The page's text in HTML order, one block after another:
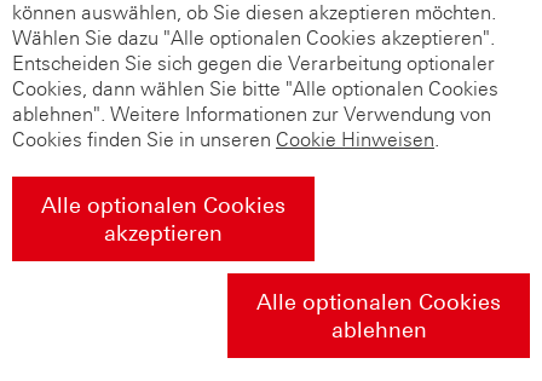
können auswählen, ob Sie diesen akzeptieren möchten.
Wählen Sie dazu "Alle optionalen Cookies akzeptieren".
Entscheiden Sie sich gegen die Verarbeitung optionaler
Cookies, dann wählen Sie bitte "Alle optionalen Cookies
ablehnen". Weitere Informationen zur Verwendung von
Cookies finden Sie in unseren Cookie Hinweisen.
Alle optionalen Cookies
akzeptieren
Alle optionalen Cookies
ablehnen